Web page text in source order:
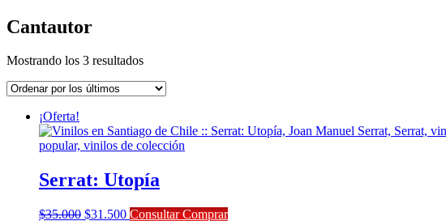
Cantautor
Mostrando los 3 resultadosOrdenado
los
¡Oferta!
Serrat: Utopía
$35.000 El
$31.500ElConsultar Comprar